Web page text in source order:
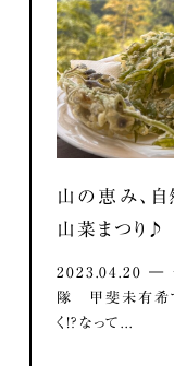
山の恵み、自
山菜まつり♪
2023.04.20 ―
隊 甲斐未有希で
く！？なって...